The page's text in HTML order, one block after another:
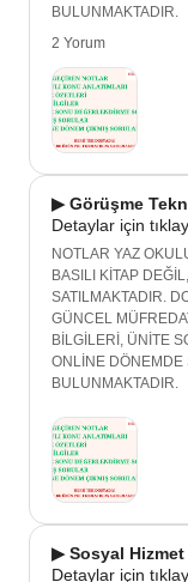
BULUNMAKTADIR.
2 Yorum
▶ Görüşme
Detaylar için
NOTLAR YAZ
BASILI KİTAP
SATILMAKTADIR.
GÜNCEL
BİLGİLERİ, ÜNİTE
ONLİNE DÖNEMDE
BULUNMAKTADIR.
▶ Sosyal Hizmet
Detaylar için